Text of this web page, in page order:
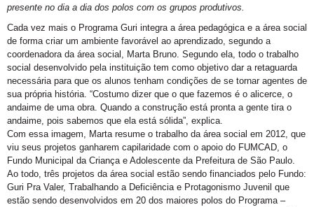
presente no dia a dia dos polos com os grupos produtivos.
Cada vez mais o Programa Guri integra a área pedagógica e a área social
de forma criar um ambiente favorável ao aprendizado, segundo a
coordenadora da área social, Marta Bruno. Segundo ela, todo o trabalho
social desenvolvido pela instituição tem como objetivo dar a retaguarda
necessária para que os alunos tenham condições de se tornar agentes de
sua própria história. “Costumo dizer que o que fazemos é o alicerce, o
andaime de uma obra. Quando a construção está pronta a gente tira o
andaime, pois sabemos que ela está sólida”, explica.
Com essa imagem, Marta resume o trabalho da área social em 2012, que
viu seus projetos ganharem capilaridade com o apoio do FUMCAD, o
Fundo Municipal da Criança e Adolescente da Prefeitura de São Paulo.
Ao todo, três projetos da área social estão sendo financiados pelo Fundo:
Guri Pra Valer, Trabalhando a Deficiência e Protagonismo Juvenil que
estão sendo desenvolvidos em 20 dos maiores polos do Programa –